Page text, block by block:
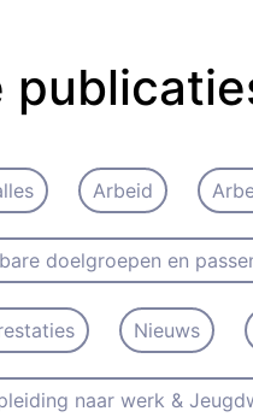
Arbeid
doelgroepen en
Nieuws
naar werk &